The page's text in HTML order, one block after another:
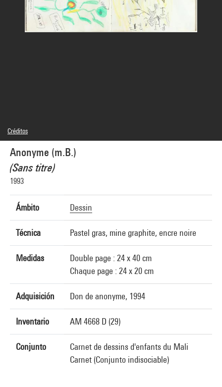
Anonyme (m.B.)
(Sans titre)
1993
Ámbito Dessin
Técnica Pastel gras, mine graphite, encre noire
Medidas
Double page : 24 x 40 cm
Chaque page : 24 x 20 cm
Adquisición Don de anonyme, 1994
Inventario AM 4668 D (29)
Conjunto
Carnet de dessins d'enfants du Mali
Carnet (Conjunto indisociable)
Créditos
© droits réservés
Créditos fotográficos : Bertrand Prévost - Centre Pompidou, MNAM-CCI
Referencia de la imagen : 4N85260
Difusión de la imagen :